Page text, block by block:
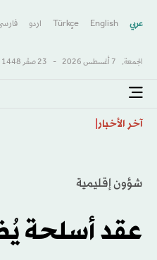
عربي English
Türkçe اردو
الجمعة, 7 أغسطس 2026 - 23 صفَر 1448 هـ
آخر الأخبار
شؤون إقليمية
عقد أسلحة